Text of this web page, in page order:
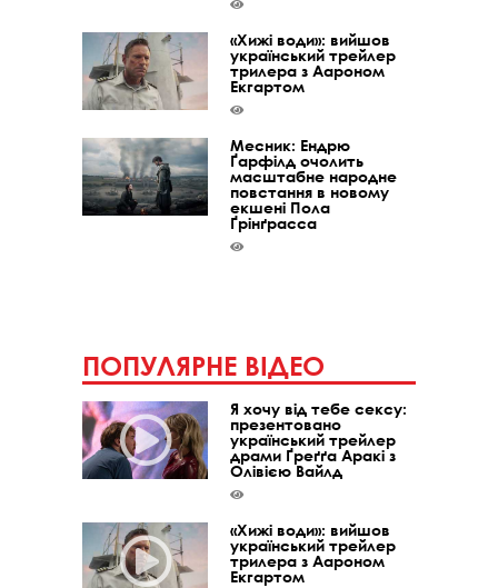
«Хижі води»: вийшов
український трейлер
трилера з Аароном
Екгартом
Месник: Ендрю
Ґарфілд очолить
масштабне народне
повстання в новому
екшені Пола
Ґрінґрасса
ПОПУЛЯРНЕ ВІДЕО
Я хочу від тебе сексу:
презентовано
український трейлер
драми Ґреґґа Аракі з
Олівією Вайлд
«Хижі води»: вийшов
український трейлер
трилера з Аароном
Екгартом